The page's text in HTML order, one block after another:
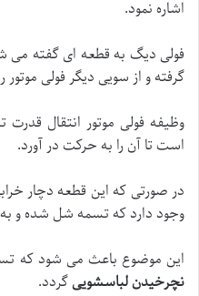
اشاره نمود.
فولی دیگ به قطعه ای گفته می
گرفته و از سویی دیگر فولی
وظیفه فولی موتور انتقال
است تا آن را به حرکت در آورد.
در صورتی که این قطعه دچار
وجود دارد که تسمه شل شده و
این موضوع باعث می شود که
نچرخیدن لباسشوییگردد.